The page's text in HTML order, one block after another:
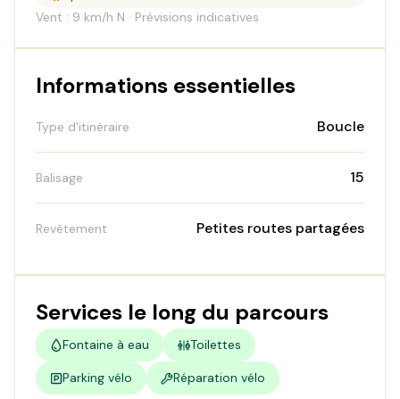
Vent : 9 km/h N · Prévisions indicatives
Informations essentielles
Type d'itinéraire Boucle
Balisage 15
Revêtement Petites routes partagées
Services le long du parcours
Fontaine à eau Toilettes
Parking vélo Réparation vélo